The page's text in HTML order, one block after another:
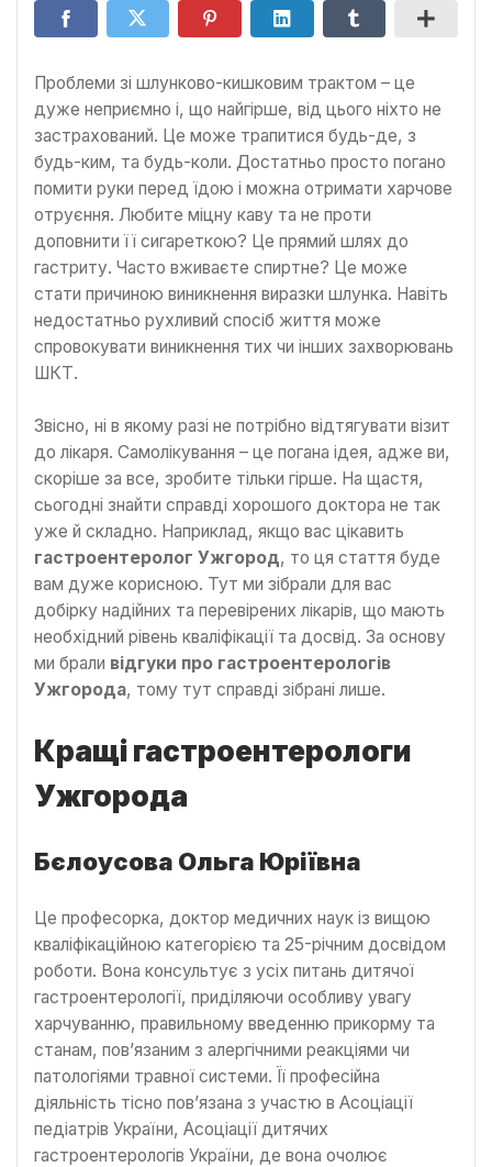
Проблеми зі шлунково-кишковим трактом – це
дуже неприємно і, що найгірше, від цього ніхто не
застрахований. Це може трапитися будь-де, з
будь-ким, та будь-коли. Достатньо просто погано
помити руки перед їдою і можна отримати харчове
отруєння. Любите міцну каву та не проти
доповнити її сигареткою? Це прямий шлях до
гастриту. Часто вживаєте спиртне? Це може
стати причиною виникнення виразки шлунка. Навіть
недостатньо рухливий спосіб життя може
спровокувати виникнення тих чи інших захворювань
ШКТ.
Звісно, ні в якому разі не потрібно відтягувати візит
до лікаря. Самолікування – це погана ідея, адже ви,
скоріше за все, зробите тільки гірше. На щастя,
сьогодні знайти справді хорошого доктора не так
уже й складно. Наприклад, якщо вас цікавить
гастроентеролог Ужгород, то ця стаття буде
вам дуже корисною. Тут ми зібрали для вас
добірку надійних та перевірених лікарів, що мають
необхідний рівень кваліфікації та досвід. За основу
ми брали відгуки про гастроентерологів
Ужгорода, тому тут справді зібрані лише.
Кращі гастроентерологи
Ужгорода
Бєлоусова Ольга Юріївна
Це професорка, доктор медичних наук із вищою
кваліфікаційною категорією та 25-річним досвідом
роботи. Вона консультує з усіх питань дитячої
гастроентерології, приділяючи особливу увагу
харчуванню, правильному введенню прикорму та
станам, пов’язаним з алергічними реакціями чи
патологіями травної системи. Її професійна
діяльність тісно пов’язана з участю в Асоціації
педіатрів України, Асоціації дитячих
гастроентерологів України, де вона очолює